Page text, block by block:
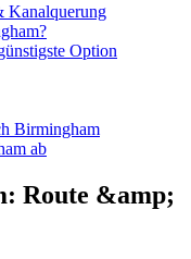
Kanalquerung
Option
Birmingham
ab
Route &amp;